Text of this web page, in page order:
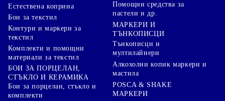
Естествена коприна
Бои за текстил
Контури и маркери за
текстил
Комплекти и помощни
материали за текстил
БОИ ЗА ПОРЦЕЛАН,
СТЪКЛО И КЕРАМИКА
Бои за порцелан, стъкло и
комплекти
Помощни средства за
пастели и др.
МАРКЕРИ И
ТЪНКОПИСЦИ
Тънкописци и
мултилайнери
Алкохолни копик маркери и
мастила
POSCA & SHAKE
МАРКЕРИ